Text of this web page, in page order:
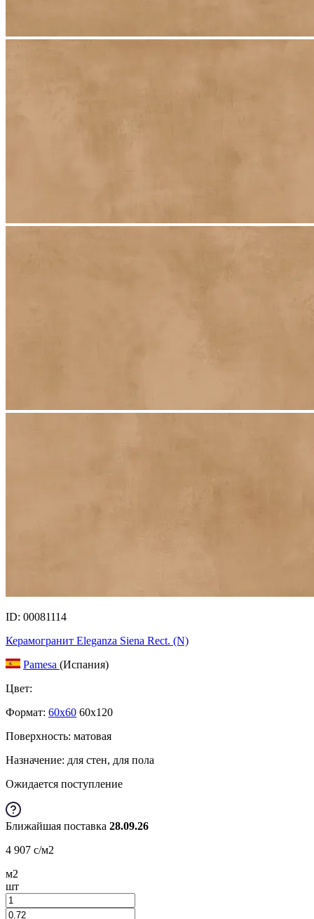
ID: 00081114
Керамогранит Eleganza Siena Rect. (N)
Pamesa (Испания)
Цвет:
Формат: 60x60 60x120
Поверхность: матовая
Назначение: для стен, для пола
Ожидается поступление
Ближайшая поставка 28.09.26
4 907 c/м2
м2
шт